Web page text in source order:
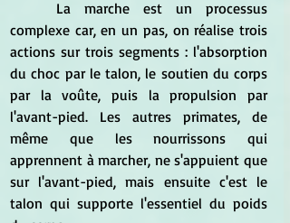
complexe car, en un pas, on réalise trois
actions sur trois segments : l'absorption
du choc par le talon, le soutien du corps
par la voûte, puis la propulsion par
l'avant-pied. Les autres primates, de
même que les nourrissons qui
apprennent à marcher, ne s'appuient que
sur l'avant-pied, mais ensuite c'est le
talon qui supporte l'essentiel du poids